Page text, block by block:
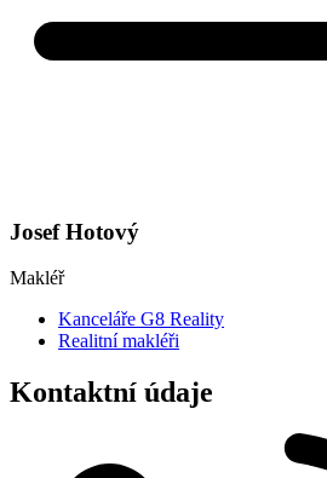
Josef Hotový
Makléř
Kanceláře G8 Reality
Realitní makléři
Kontaktní údaje